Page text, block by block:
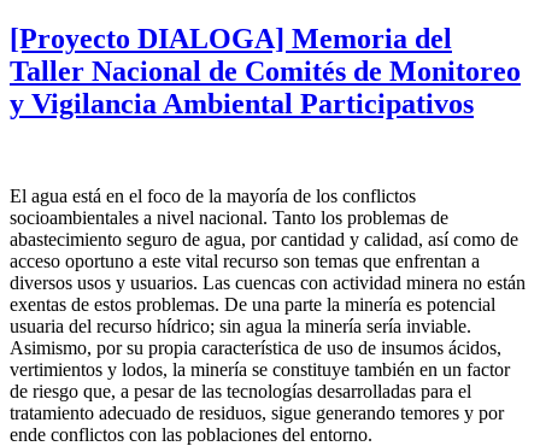
[Proyecto DIALOGA] Memoria del
Taller Nacional de Comités de Monitoreo
y Vigilancia Ambiental Participativos
El agua está en el foco de la mayoría de los conflictos
socioambientales a nivel nacional. Tanto los problemas de
abastecimiento seguro de agua, por cantidad y calidad, así como de
acceso oportuno a este vital recurso son temas que enfrentan a
diversos usos y usuarios. Las cuencas con actividad minera no están
exentas de estos problemas. De una parte la minería es potencial
usuaria del recurso hídrico; sin agua la minería sería inviable.
Asimismo, por su propia característica de uso de insumos ácidos,
vertimientos y lodos, la minería se constituye también en un factor
de riesgo que, a pesar de las tecnologías desarrolladas para el
tratamiento adecuado de residuos, sigue generando temores y por
ende conflictos con las poblaciones del entorno.